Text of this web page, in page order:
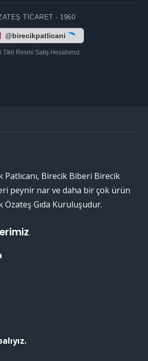
TICARET - 1960
@birecikpatlicani
Tikli Resmi Satış Hesabımız
Patlıcanı, Birecik Biberi Birecik
peynir nar ve daha bir çok ürün
Özateş Gıda Kuruluşudur.
.